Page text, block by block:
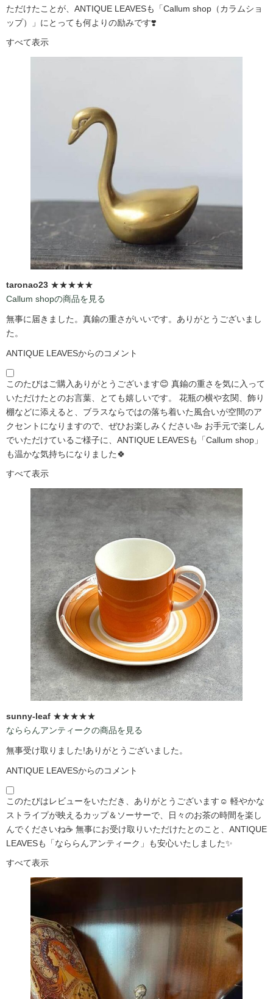
ただけたことが、ANTIQUE LEAVESも「Callum shop（カラムショ
ップ）」にとっても何よりの励みです❣️
すべて表示
taronao23 ★★★★★
Callum shopの商品を見る
無事に届きました。真鍮の重さがいいです。ありがとうございまし
た。
ANTIQUE LEAVESからのコメント
このたびはご購入ありがとうございます😊 真鍮の重さを気に入って
いただけたとのお言葉、とても嬉しいです。 花瓶の横や玄関、飾り
棚などに添えると、ブラスならではの落ち着いた風合いが空間のア
クセントになりますので、ぜひお楽しみください🦢 お手元で楽しん
でいただけているご様子に、ANTIQUE LEAVESも「Callum shop」
も温かな気持ちになりました🍀
すべて表示
sunny-leaf ★★★★★
なららんアンティークの商品を見る
無事受け取りました!ありがとうございました。
ANTIQUE LEAVESからのコメント
このたびはレビューをいただき、ありがとうございます☺️ 軽やかな
ストライプが映えるカップ＆ソーサーで、日々のお茶の時間を楽し
んでくださいね☕ 無事にお受け取りいただけたとのこと、ANTIQUE
LEAVESも「なららんアンティーク」も安心いたしました✨
すべて表示